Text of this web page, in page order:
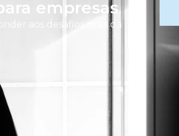
empresas
aos desafios reais da